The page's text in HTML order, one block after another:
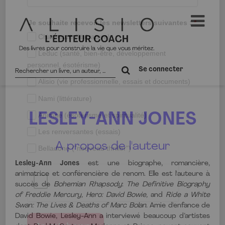
Rechercher
sur
Se connecter
LESLEY-ANN JONES
A propos de l'auteur
Lesley-Ann Jones est une biographe, romancière,
animatrice et conférencière de renom. Elle est l'auteure à
succès de Bohemian Rhapsody: The Definitive Biography
of Freddie Mercury, Hero: David Bowie, and Ride a White
Swan: The Lives & Deaths of Marc Bolan. Amie d'enfance de
David Bowie, Lesley-Ann a interviewé beaucoup d’artistes